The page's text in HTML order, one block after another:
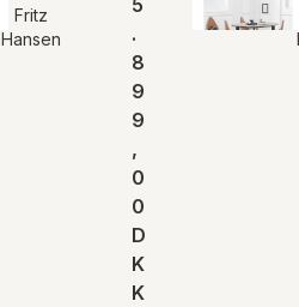
Fritz
Hansen
5
.
8
9
9
,
0
0
D
K
K